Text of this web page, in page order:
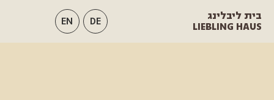
בית ליבלינג
LIEBLING HAUS
EN DE